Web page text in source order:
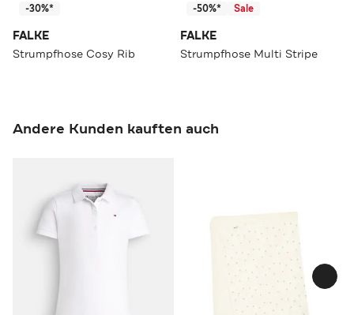
-30%*
FALKE
Strumpfhose Cosy Rib
-50%* Sale
FALKE
Strumpfhose Multi Stripe
Andere Kunden kauften auch